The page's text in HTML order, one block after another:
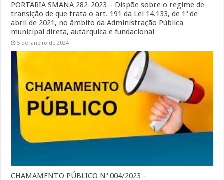
PORTARIA SMANA 282-2023 – Dispõe sobre o regime de
transição de que trata o art. 191 da Lei 14.133, de 1º de
abril de 2021, no âmbito da Administração Pública
municipal direta, autárquica e fundacional
5 de janeiro de 2024
CHAMAMENTO PÚBLICO Nº 004/2023 –